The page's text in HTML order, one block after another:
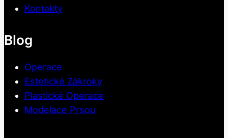
Kontakty
Blog
Operace
Estetické Zákroky
Plastické Operace
Modelace Prsou